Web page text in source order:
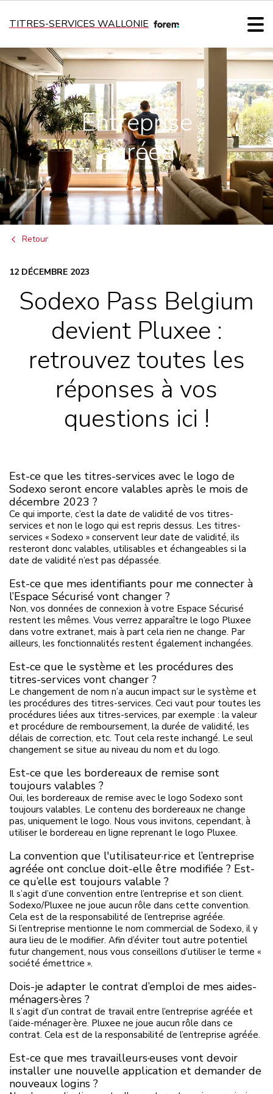
TITRES-SERVICES WALLONIE
Entreprise
agréée
Retour
12 DÉCEMBRE 2023
Sodexo Pass Belgium
devient Pluxee :
retrouvez toutes les
réponses à vos
questions ici !
Est-ce que les titres-services avec le logo de
Sodexo seront encore valables après le mois de
décembre 2023 ?
Ce qui importe, c’est la date de validité de vos titres-
services et non le logo qui est repris dessus. Les titres-
services « Sodexo » conservent leur date de validité, ils
resteront donc valables, utilisables et échangeables si la
date de validité n’est pas dépassée.
Est-ce que mes identifiants pour me connecter à
l’Espace Sécurisé vont changer ?
Non, vos données de connexion à votre Espace Sécurisé
restent les mêmes. Vous verrez apparaître le logo Pluxee
dans votre extranet, mais à part cela rien ne change. Par
ailleurs, les fonctionnalités restent également inchangées.
Est-ce que le système et les procédures des
titres-services vont changer ?
Le changement de nom n’a aucun impact sur le système et
les procédures des titres-services. Ceci vaut pour toutes les
procédures liées aux titres-services, par exemple : la valeur
et procédure de remboursement, la durée de validité, les
délais de correction, etc. Tout cela reste inchangé. Le seul
changement se situe au niveau du nom et du logo.
Est-ce que les bordereaux de remise sont
toujours valables ?
Oui, les bordereaux de remise avec le logo Sodexo sont
toujours valables. Le contenu des bordereaux ne change
pas, uniquement le logo. Nous vous invitons, cependant, à
utiliser le bordereau en ligne reprenant le logo Pluxee.
La convention que l'utilisateur·rice et l’entreprise
agréée ont conclue doit-elle être modifiée ? Est-
ce qu’elle est toujours valable ?
Il s’agit d’une convention entre l’entreprise et son client.
Sodexo/Pluxee ne joue aucun rôle dans cette convention.
Cela est de la responsabilité de l’entreprise agréée.
Si l’entreprise mentionne le nom commercial de Sodexo, il y
aura lieu de le modifier. Afin d’éviter tout autre potentiel
futur changement, nous vous conseillons d’utiliser le terme «
société émettrice ».
Dois-je adapter le contrat d’emploi de mes aides-
ménagers·ères ?
Il s’agit d’un contrat de travail entre l’entreprise agréée et
l’aide-ménager·ère. Pluxee ne joue aucun rôle dans ce
contrat. Cela est de la responsabilité de l’entreprise agréée.
Est-ce que mes travailleurs·euses vont devoir
installer une nouvelle application et demander de
nouveaux logins ?